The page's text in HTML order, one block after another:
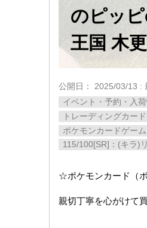
のピッ
王国 木
公開日： 2025/03/13 :
イベント・予約・入
トレーディングカード
ポケモンカードゲーム
115/100[SR]：(キラ)
☆ポケモンカード（
親切丁寧を心がけて